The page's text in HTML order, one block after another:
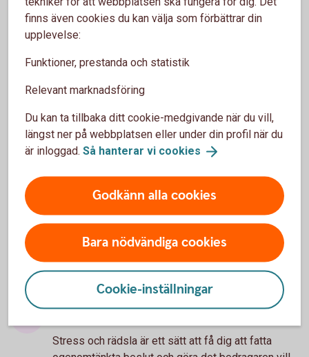
skyddadigmotbedragarna.
3 vanliga varningstecken på
bedrägerier
Oväntad kontakt
Oväntade kontakter som ser ut att komma från
välkända företag, myndigheter eller någon du
känner är ett vanligt försök att lura dig. Bedragare
trovärdighet och övertyga dig.
Tips!Agera aldrig snabbt, ta dig tid, tänk efter och
kontrollera avsändaren.
Stress och rädsla är ett sätt att få dig att fatta
finns även cookies du kan välja som förbättrar din
upplevelse:
Funktioner, prestanda och statistik
Relevant marknadsföring
Du kan ta tillbaka ditt cookie-medgivande när du vill,
längst ner på webbplatsen eller under din profil när du
är inloggad. Så hanterar vi cookies
Godkänn alla cookies
Bara nödvändiga cookies
Cookie-inställningar